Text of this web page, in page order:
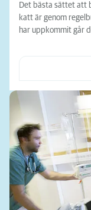
Det bästa sättet att
katt är genom
har uppkommit går